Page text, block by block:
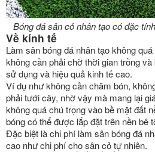
Bóng đá sân cỏ nhân tạo có đặc
Về kính tế
Làm sân bóng đá nhân tạo không
không cần phải chờ thời gian trồng
sử dụng và hiệu quả kinh tế cao.
Ví dụ như không cần chăm bón,
phải tưới cây, nhờ vậy mà mang lại
không quá chú trọng vào bề mặt đất
bóng có thể được lắp đặt trên nền
Đặc biệt là chi phí làm sân bóng đá
cao như chi phí cho sân cỏ tự nhiên.